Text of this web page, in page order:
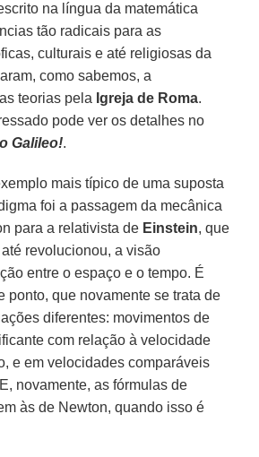
na língua da matemática
tão radicais para as
culturais e até religiosas da
como sabemos, a
teorias pela Igreja de Roma.
pode ver os detalhes no
Galileo!.
mais típico de uma suposta
foi a passagem da mecânica
para a relativista de Einstein, que
revolucionou, a visão
entre o espaço e o tempo. É
ponto, que novamente se trata de
diferentes: movimentos de
com relação à velocidade
e em velocidades comparáveis
novamente, as fórmulas de
às de Newton, quando isso é